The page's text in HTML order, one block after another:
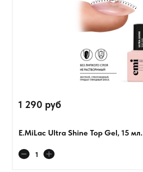
Оставить анонимно
Загрузить файл
1 290 руб
E.MiLac Ultra Shine Top Gel, 15 мл.